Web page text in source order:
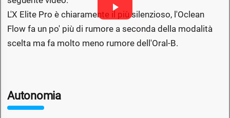
L'X Elite Pro è chiaramente il più silenzioso, l'Oclean
Flow fa un po' più di rumore a seconda della modalità
scelta ma fa molto meno rumore dell'Oral-B.
Autonomia